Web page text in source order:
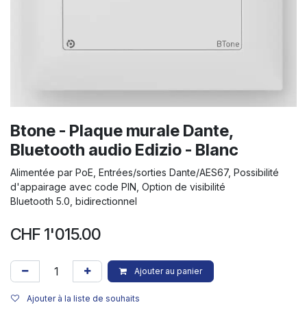
Btone - Plaque murale Dante,
Bluetooth audio Edizio - Blanc
Alimentée par PoE, Entrées/sorties Dante/AES67, Possibilité
d'appairage avec code PIN, Option de visibilité
Bluetooth 5.0, bidirectionnel
CHF 1'015.00
Ajouter au panier
Ajouter à la liste de souhaits